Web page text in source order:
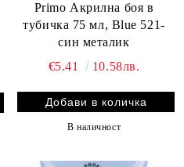
Primo Акрилна боя в
тубичка 75 мл, Blue 521-
син металик
€5.41
10.58лв.
В наличност